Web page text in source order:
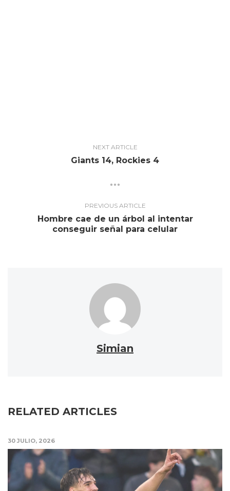
NEXT ARTICLE
Giants 14, Rockies 4
PREVIOUS ARTICLE
Hombre cae de un árbol al intentar
conseguir señal para celular
Simian
RELATED ARTICLES
30 JULIO, 2026